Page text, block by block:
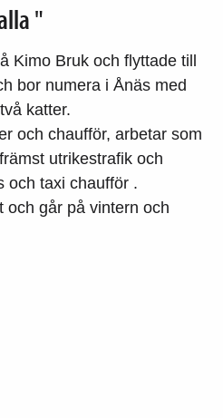
"
Kimo Bruk och flyttade till
bor numera i Ånäs med
katter.
och chaufför, arbetar som
utrikestrafik och
och taxi chaufför .
och går på vintern och